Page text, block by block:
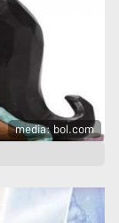
media: bol.com